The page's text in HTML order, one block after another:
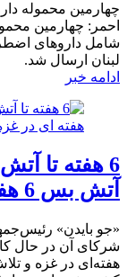
چهارمین محموله
احمر: چهارمین
شامل داروهای
لبنان ارسال شد.
ادامه خبر
6 هفته تا
آتش بس 6 هفته ای در غزه داد
«جو بایدن»
هفته‌ای در غزه و